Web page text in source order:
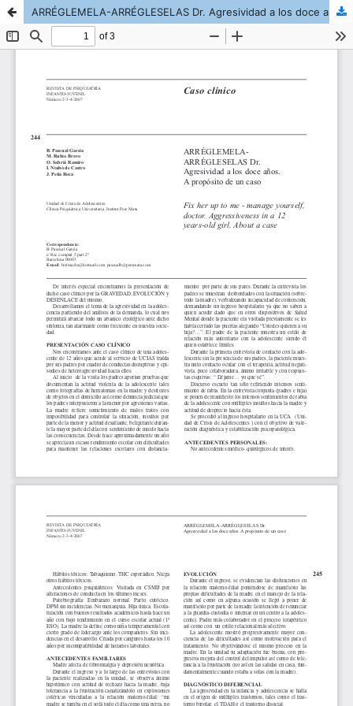
ARRÉGLEMELA-ARRÉGLESELAS Dr. Agresividad a los doce años. A propósito de un caso